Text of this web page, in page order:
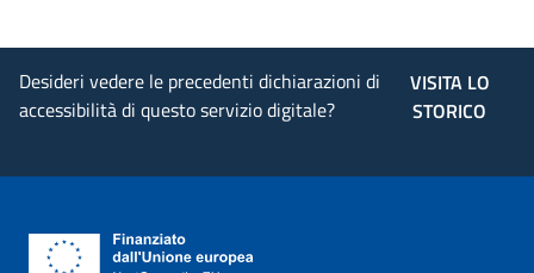
Desideri vedere le precedenti dichiarazioni di
accessibilità di questo servizio digitale?
VISITA LO
STORICO